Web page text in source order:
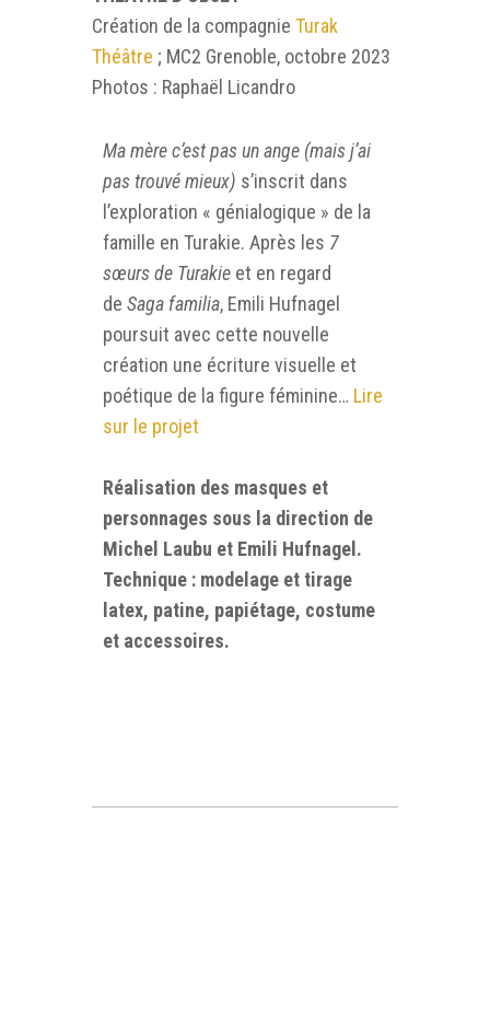
Création de la compagnie Turak
Théâtre ; MC2 Grenoble, octobre 2023
Photos : Raphaël Licandro
Ma mère c’est pas un ange (mais j’ai
pas trouvé mieux) s’inscrit dans
l’exploration « génialogique » de la
famille en Turakie. Après les 7
sœurs de Turakie et en regard
de Saga familia, Emili Hufnagel
poursuit avec cette nouvelle
création une écriture visuelle et
poétique de la figure féminine… Lire
sur le projet
Réalisation des masques et
personnages sous la direction de
Michel Laubu et Emili Hufnagel.
Technique : modelage et tirage
latex, patine, papiétage, costume
et accessoires.